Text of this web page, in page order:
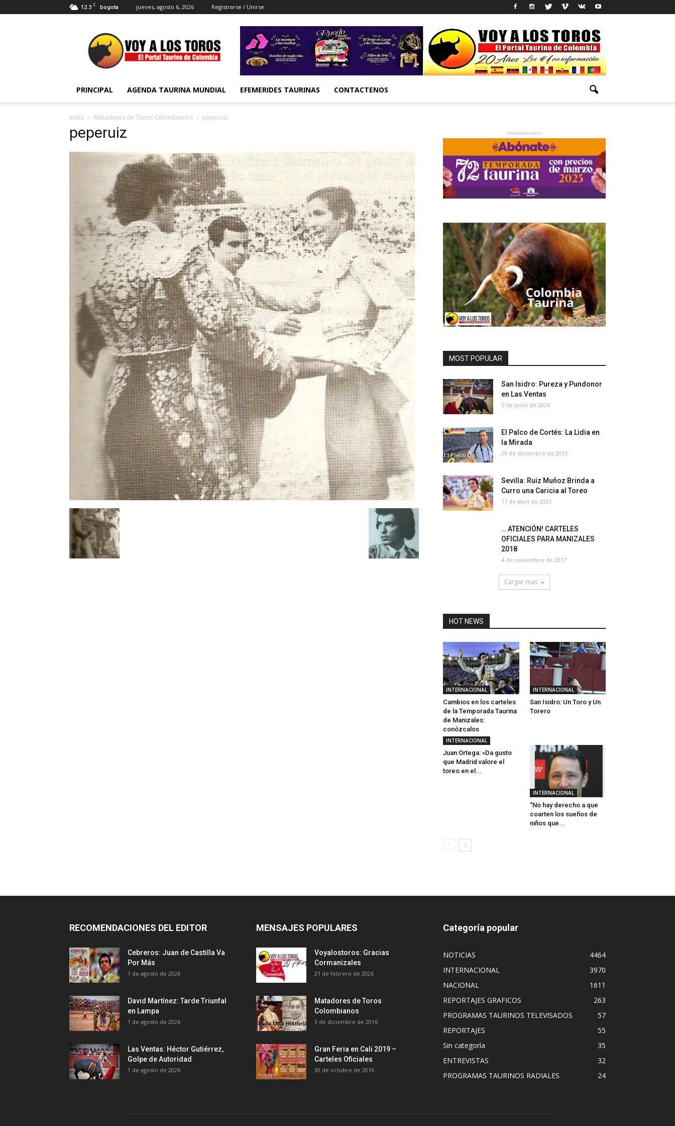
12.3 C bogota jueves, agosto 6, 2026 Registrarse / Unirse
Voy
a
Los
Toros
PRINCIPAL AGENDA TAURINA MUNDIAL EFEMERIDES TAURINAS CONTACTENOS
Inicio Matadores de Toros Colombianos peperuiz
peperuiz - Advertisement -
MOST POPULAR
San Isidro: Pureza y Pundonor
en Las Ventas
5 de junio de 2026
El Palco de Cortés: La Lidia en
la Mirada
29 de diciembre de 2025
Sevilla: Ruiz Muñoz Brinda a
Curro una Caricia al Toreo
17 de abril de 2023
… ATENCIÓN! CARTELES
OFICIALES PARA MANIZALES
2018
4 de noviembre de 2017
Cargar mas
HOT NEWS
INTERNACIONAL
Cambios en los carteles
de la Temporada Taurina
de Manizales:
conózcalos
INTERNACIONAL
San Isidro: Un Toro y Un
Torero
INTERNACIONAL
Juan Ortega: «Da gusto
que Madrid valore el
toreo en el...
INTERNACIONAL
“No hay derecho a que
coarten los sueños de
niños que...
RECOMENDACIONES DEL EDITOR
Cebreros: Juan de Castilla Va
Por Más
1 de agosto de 2026
David Martínez: Tarde Triunfal
en Lampa
1 de agosto de 2026
Las Ventas: Héctor Gutiérrez,
Golpe de Autoridad
1 de agosto de 2026
MENSAJES POPULARES
Voyalostoros: Gracias
Cormanizales
21 de febrero de 2026
Matadores de Toros
Colombianos
3 de diciembre de 2016
Gran Feria en Cali 2019 –
Carteles Oficiales
30 de octubre de 2019
Categoría popular
NOTICIAS
4464
INTERNACIONAL
3970
NACIONAL
1611
REPORTAJES GRAFICOS
263
PROGRAMAS TAURINOS TELEVISADOS
57
REPORTAJES
55
Sin categoría
35
ENTREVISTAS
32
PROGRAMAS TAURINOS RADIALES
24